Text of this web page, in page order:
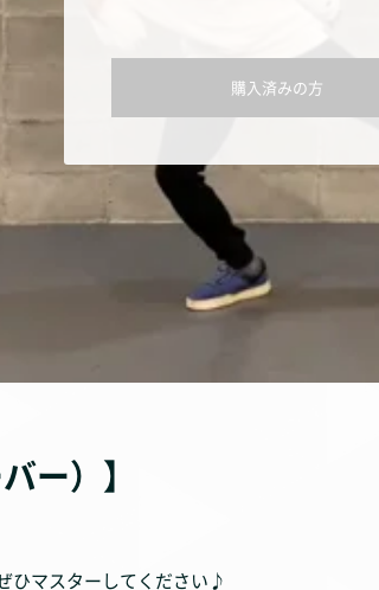
購入済みの方
ー）】
ひマスターしてください♪